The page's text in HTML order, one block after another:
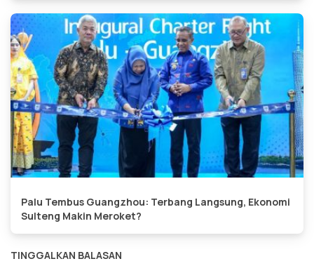
Palu Tembus Guangzhou: Terbang Langsung, Ekonomi
Sulteng Makin Meroket?
TINGGALKAN BALASAN